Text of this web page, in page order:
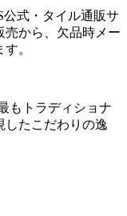
公式・タイル通販サ
売から、欠品時メー
。